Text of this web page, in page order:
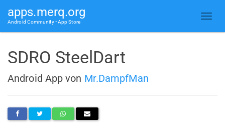
apps.merq.org
Android Community • App Store
SDRO SteelDart
Android App von Mr.DampfMan